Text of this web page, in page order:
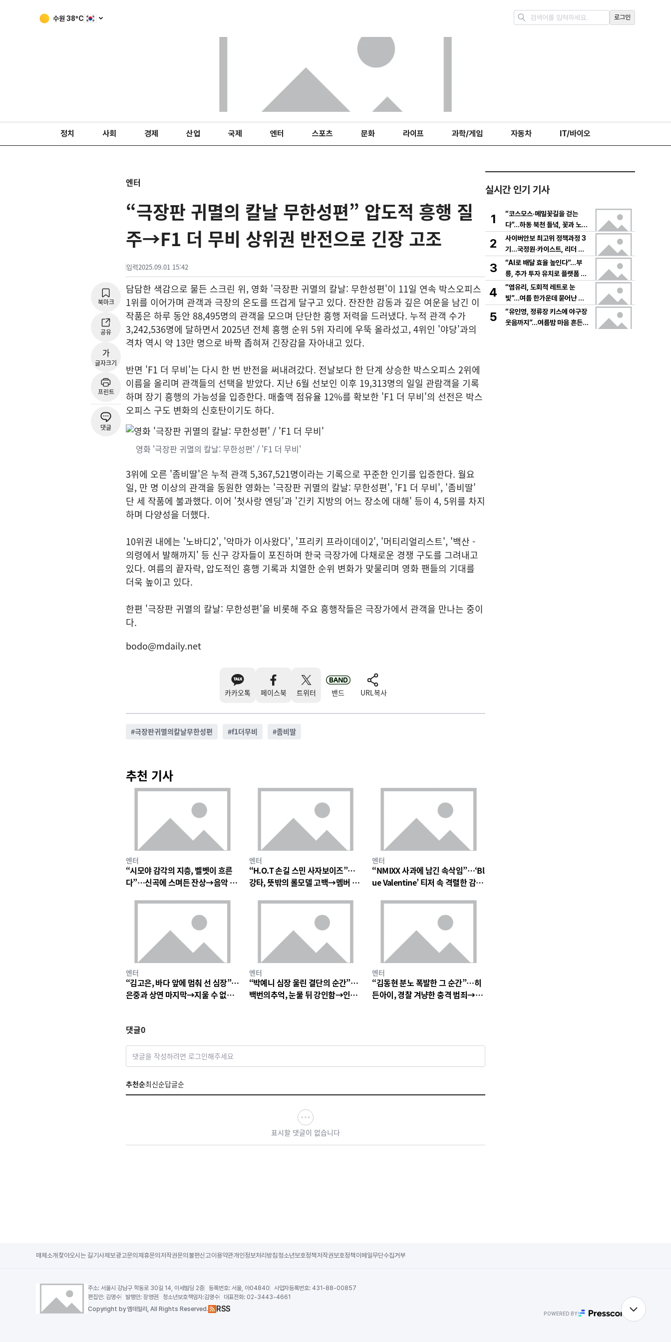
수원 38ºC 로그인
정치 사회 경제 산업 국제 엔터 스포츠 문화 라이프 과학/게임 자동차 IT/바이오
엔터
“극장판 귀멸의 칼날 무한성편” 압도적 흥행 질
주→F1 더 무비 상위권 반전으로 긴장 고조
입력2025.09.01 15:42
북마크
공유
가
글자크기
프린트
댓글
담담한 색감으로 물든 스크린 위, 영화 '극장판 귀멸의 칼날: 무한성편'이 11일 연속 박스오피스
1위를 이어가며 관객과 극장의 온도를 뜨겁게 달구고 있다. 잔잔한 감동과 깊은 여운을 남긴 이
작품은 하루 동안 88,495명의 관객을 모으며 단단한 흥행 저력을 드러냈다. 누적 관객 수가
3,242,536명에 달하면서 2025년 전체 흥행 순위 5위 자리에 우뚝 올라섰고, 4위인 '야당'과의
격차 역시 약 13만 명으로 바짝 좁혀져 긴장감을 자아내고 있다.
반면 'F1 더 무비'는 다시 한 번 반전을 써내려갔다. 전날보다 한 단계 상승한 박스오피스 2위에
이름을 올리며 관객들의 선택을 받았다. 지난 6월 선보인 이후 19,313명의 일일 관람객을 기록
하며 장기 흥행의 가능성을 입증한다. 매출액 점유율 12%를 확보한 'F1 더 무비'의 선전은 박스
오피스 구도 변화의 신호탄이기도 하다.
영화 '극장판 귀멸의 칼날: 무한성편' / 'F1 더 무비'
3위에 오른 '좀비딸'은 누적 관객 5,367,521명이라는 기록으로 꾸준한 인기를 입증한다. 월요
일, 만 명 이상의 관객을 동원한 영화는 '극장판 귀멸의 칼날: 무한성편', 'F1 더 무비', '좀비딸'
단 세 작품에 불과했다. 이어 '첫사랑 엔딩'과 '긴키 지방의 어느 장소에 대해' 등이 4, 5위를 차지
하며 다양성을 더했다.
10위권 내에는 '노바디2', '악마가 이사왔다', '프리키 프라이데이2', '머티리얼리스트', '백산 -
의령에서 발해까지' 등 신구 강자들이 포진하며 한국 극장가에 다채로운 경쟁 구도를 그려내고
있다. 여름의 끝자락, 압도적인 흥행 기록과 치열한 순위 변화가 맞물리며 영화 팬들의 기대를
더욱 높이고 있다.
한편 '극장판 귀멸의 칼날: 무한성편'을 비롯해 주요 흥행작들은 극장가에서 관객을 만나는 중이
다.
bodo@mdaily.net
카카오톡 페이스북 트위터 밴드 URL복사
#극장판귀멸의칼날무한성편 #f1더무비 #좀비딸
추천 기사
엔터
“시모야 감각의 지층, 벨벳이 흐른
다”…신곡에 스며든 잔상→음악 팬
엔터
“H.O.T 손길 스민 사자보이즈”…
강타, 뜻밖의 롤모델 고백→멤버 폭
엔터
“NMIXX 사과에 남긴 속삭임”…‘Bl
ue Valentine’ 티저 속 격렬한 감정
엔터
“김고은, 바다 앞에 멈춰 선 심장”…
은중과 상연 마지막→지울 수 없는
엔터
“박예니 심장 울린 결단의 순간”…
백번의추억, 눈물 뒤 강인함→인물
엔터
“김동현 분노 폭발한 그 순간”…히
든아이, 경찰 겨냥한 충격 범죄→출
댓글0
댓글을 작성하려면 로그인해주세요
추천순최신순답글순
표시할 댓글이 없습니다
실시간 인기 기사
1
“코스모스·메밀꽃길을 걷는
다”…하동 북천 들녘, 꽃과 노래
로 물드는 가을의 하루
2
사이버안보 최고위 정책과정 3
기…국정원·카이스트, 리더 안
보역량 키운다
3
“AI로 배달 효율 높인다”…부
릉, 추가 투자 유치로 플랫폼 혁
신 가속
4
“염유리, 도회적 레트로 눈
빛”…여름 한가운데 묻어난 자
유의 감각→팬들 궁금증 증폭
5
“유인영, 정류장 키스에 야구장
웃음까지”…여름밤 마음 흔든
매체소개 찾아오시는 길기사제보광고문의 제휴문의 저작권문의 불편신고이용약관개인정보처리방침 청소년보호정책저작권보호정책 이메일무단수집거부
주소:서울시 강남구 학동로 30길 14, 이세빌딩 2층 등록번호: 서울, 아04840 사업자등록번호: 431-88-00857
편집인: 김명수 발행인:장영권 청소년보호책임자:김명수 대표전화: 02-3443-4661
Copyright by 엠데일리, All Rights Reserved. RSS POWERED BY